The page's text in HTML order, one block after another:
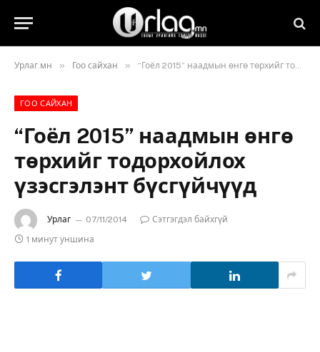
Урлаг.мн » Гоо сайхан » “Гоёл 2015” наадмын өнгө төрхийг тодорхойлох үзэсгэлэнт бүсгүйчүүд
ГОО САЙХАН
“Гоёл 2015” наадмын өнгө
төрхийг тодорхойлох
үзэсгэлэнт бүсгүйчүүд
Урлаг 07/11/2014
Сэтгэгдэл байхгүй
1 минут уншина